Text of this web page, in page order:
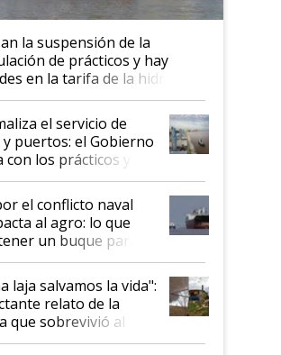
la suspensión de la
de prácticos y hay
en la tarifa de la hidrovía
el servicio de
puertos: el Gobierno
con los prácticos y
el decreto de
el conflicto naval
al agro: lo que
un buque parado
de que Argentina
"país sucio"
laja salvamos la vida":
relato de la
que sobrevivió al